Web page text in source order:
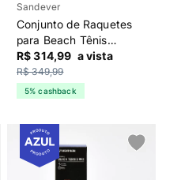
Sandever
Conjunto de Raquetes
para Beach Tênis
BTR160 Sandever
Laranja
R$ 314,99 a vista
R$ 349,99
5% cashback